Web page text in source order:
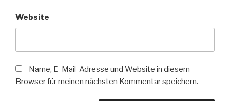
Website
Name, E-Mail-Adresse und Website in diesem
Browser für meinen nächsten Kommentar speichern.